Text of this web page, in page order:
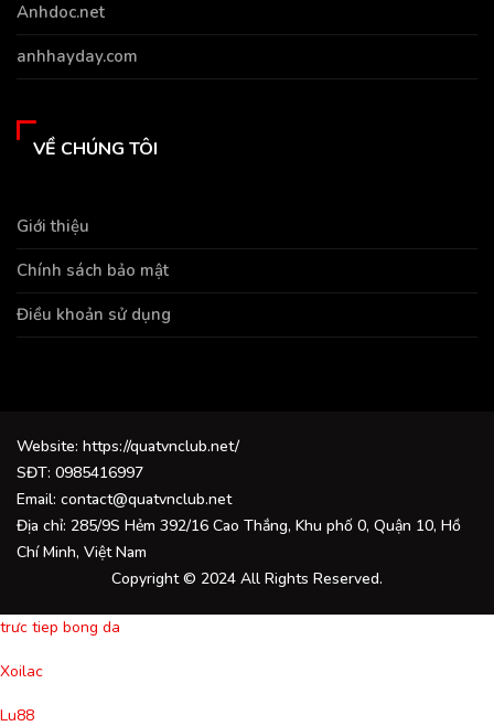
Anhdoc.net
anhhayday.com
VỀ CHÚNG TÔI
Giới thiệu
Chính sách bảo mật
Điều khoản sử dụng
Website: https://quatvnclub.net/
SĐT: 0985416997
Email: contact@quatvnclub.net
Địa chỉ: 285/9S Hẻm 392/16 Cao Thắng, Khu phố 0, Quận 10, Hồ
Chí Minh, Việt Nam
Copyright © 2024 All Rights Reserved.
trưc tiep bong da
Xoilac
Lu88